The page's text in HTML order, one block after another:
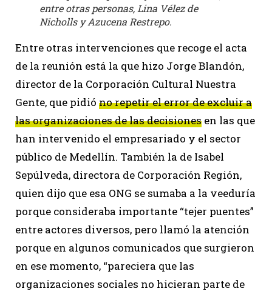
entre otras personas, Lina Vélez de
Nicholls y Azucena Restrepo.
Entre otras intervenciones que recoge el acta
de la reunión está la que hizo Jorge Blandón,
director de la Corporación Cultural Nuestra
Gente, que pidió no repetir el error de excluir a
las organizaciones de las decisiones en las que
han intervenido el empresariado y el sector
público de Medellín. También la de Isabel
Sepúlveda, directora de Corporación Región,
quien dijo que esa ONG se sumaba a la veeduría
porque consideraba importante “tejer puentes”
entre actores diversos, pero llamó la atención
porque en algunos comunicados que surgieron
en ese momento, “pareciera que las
organizaciones sociales no hicieran parte de